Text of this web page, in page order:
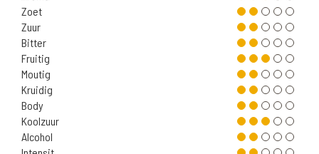
Zoet
Zuur
Bitter
Fruitig
Moutig
Kruidig
Body
Koolzuur
Alcohol